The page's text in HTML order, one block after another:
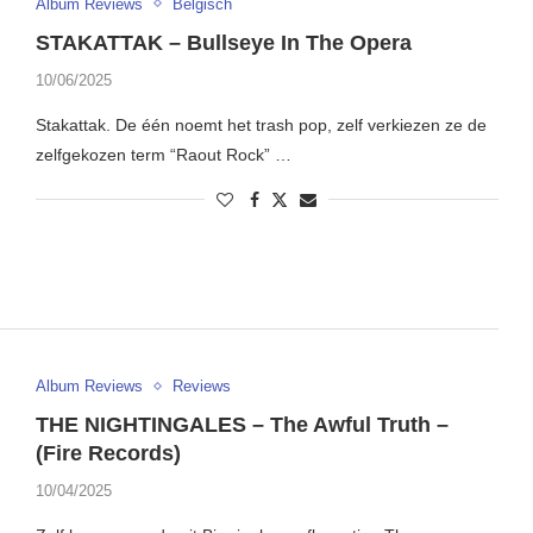
Album Reviews Belgisch
STAKATTAK – Bullseye In The Opera
10/06/2025
Stakattak. De één noemt het trash pop, zelf verkiezen ze de
zelfgekozen term “Raout Rock” …
Album Reviews Reviews
THE NIGHTINGALES – The Awful Truth –
(Fire Records)
10/04/2025